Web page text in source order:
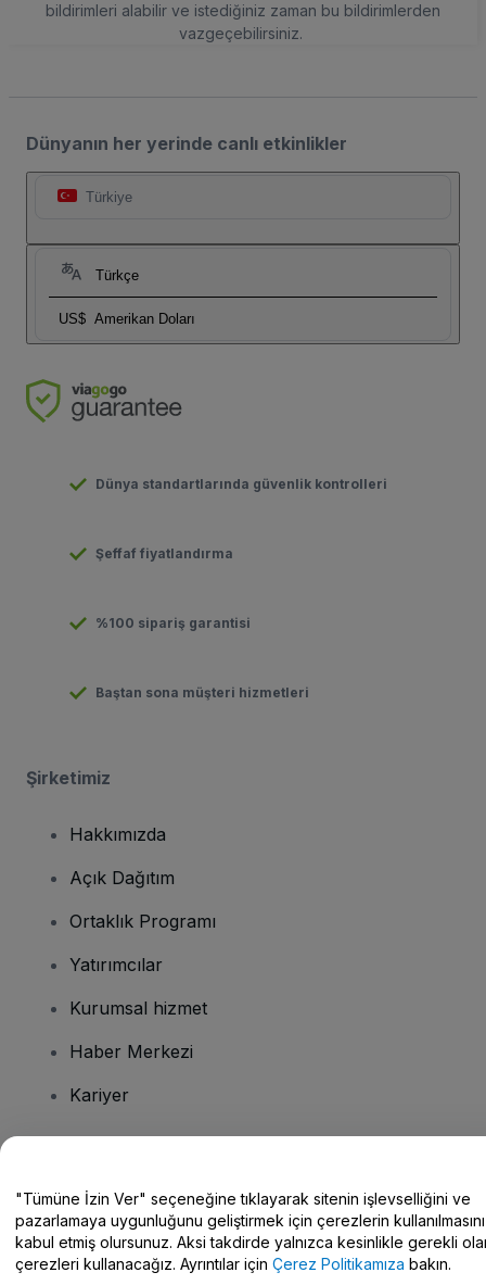
bildirimleri alabilir ve istediğiniz zaman bu bildirimlerden
vazgeçebilirsiniz.
Dünyanın her yerinde canlı etkinlikler
Türkiye
Türkçe
US$ Amerikan Doları
Dünya standartlarında güvenlik kontrolleri
Şeffaf fiyatlandırma
%100 sipariş garantisi
Baştan sona müşteri hizmetleri
Şirketimiz
Hakkımızda
Açık Dağıtım
Ortaklık Programı
Yatırımcılar
Kurumsal hizmet
Haber Merkezi
Kariyer
Yardım Merkezi / Bize Ulaşın
"Tümüne İzin Ver" seçeneğine tıklayarak sitenin işlevselliğini ve
pazarlamaya uygunluğunu geliştirmek için çerezlerin kullanılmasını
kabul etmiş olursunuz. Aksi takdirde yalnızca kesinlikle gerekli
çerezleri kullanacağız. Ayrıntılar için Çerez Politikamıza bakın.